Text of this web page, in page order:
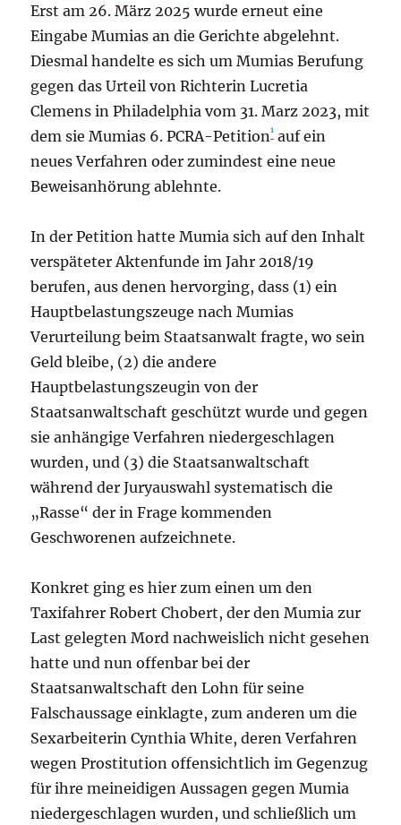
Erst am 26. März 2025 wurde erneut eine
Eingabe Mumias an die Gerichte abgelehnt.
Diesmal handelte es sich um Mumias Berufung
gegen das Urteil von Richterin Lucretia
Clemens in Philadelphia vom 31. Marz 2023, mit
dem sie Mumias 6. PCRA-Petition1 auf ein
neues Verfahren oder zumindest eine neue
Beweisanhörung ablehnte.
In der Petition hatte Mumia sich auf den Inhalt
verspäteter Aktenfunde im Jahr 2018/19
berufen, aus denen hervorging, dass (1) ein
Hauptbelastungszeuge nach Mumias
Verurteilung beim Staatsanwalt fragte, wo sein
Geld bleibe, (2) die andere
Hauptbelastungszeugin von der
Staatsanwaltschaft geschützt wurde und gegen
sie anhängige Verfahren niedergeschlagen
wurden, und (3) die Staatsanwaltschaft
während der Juryauswahl systematisch die
„Rasse“ der in Frage kommenden
Geschworenen aufzeichnete.
Konkret ging es hier zum einen um den
Taxifahrer Robert Chobert, der den Mumia zur
Last gelegten Mord nachweislich nicht gesehen
hatte und nun offenbar bei der
Staatsanwaltschaft den Lohn für seine
Falschaussage einklagte, zum anderen um die
Sexarbeiterin Cynthia White, deren Verfahren
wegen Prostitution offensichtlich im Gegenzug
für ihre meineidigen Aussagen gegen Mumia
niedergeschlagen wurden, und schließlich um